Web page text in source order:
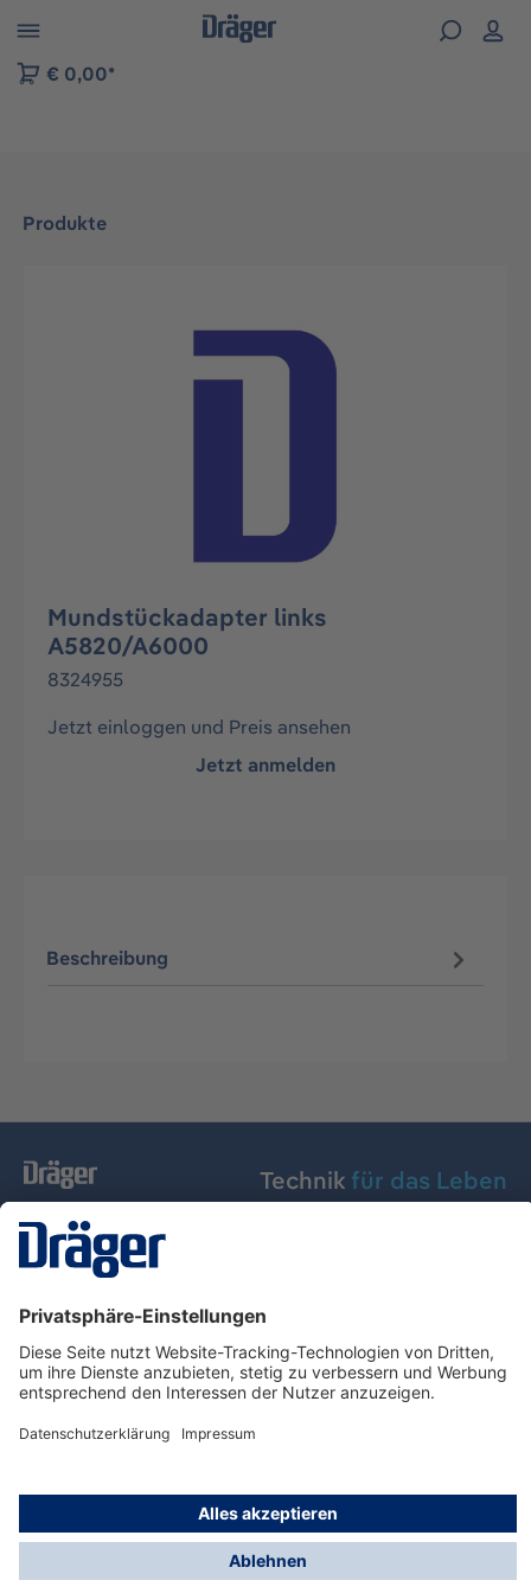
der B2B-Plattform springen
€ 0,00*
Produkte
Bildergalerie überspringen
Mundstückadapter links
A5820/A6000
8324955
Jetzt einloggen und Preis ansehen
Jetzt anmelden
Beschreibung
Technik für das Leben
Dräger Austria GmbH
Über Dräger
Informationen
© Dräger Austria GmbH, 2024
* Alle Preise exkl. gesetzl. Mehrwertsteuer zzgl.
Versandkosten und ggf. Nachnahmegebühren, wenn